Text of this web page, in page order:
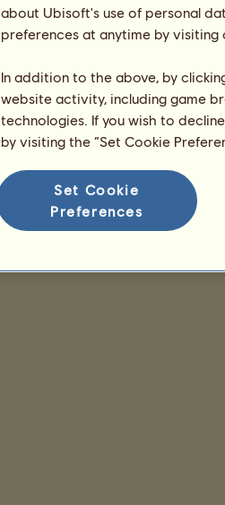
about Ubisoft's use of personal
preferences at anytime by
In addition to the above, by
website activity, including game
technologies. If you wish to
by visiting the “Set Cookie
Set Cookie
Preferences